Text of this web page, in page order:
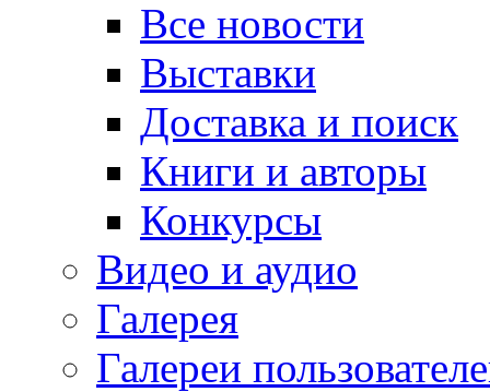
Все новости
Выставки
Доставка и поиск
Книги и авторы
Конкурсы
Видео и аудио
Галерея
Галереи